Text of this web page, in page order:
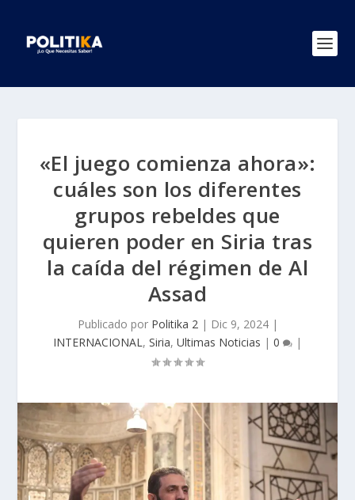
«El juego comienza ahora»:
cuáles son los diferentes
grupos rebeldes que
quieren poder en Siria tras
la caída del régimen de Al
Assad
Publicado por Politika 2| Dic 9, 2024|
INTERNACIONAL, Siria, Ultimas Noticias | 0 |